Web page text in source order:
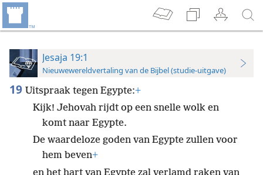
Jesaja 19:1
Nieuwewereldvertaling van de Bijbel (studie-uitgave)
19 Uitspraak tegen Egypte:+
Kijk! Jehovah rijdt op een snelle wolk en
komt naar Egypte.
De waardeloze goden van Egypte zullen voor
hem beven+
en het hart van Egypte zal verlamd raken van